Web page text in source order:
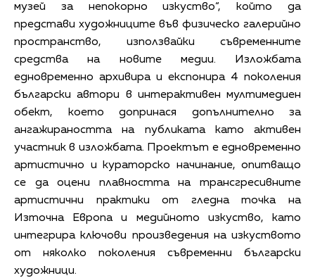
музей за непокорно изкуство“, който да
представи художниците във физическо галерийно
пространство, използвайки съвременните
средства на новите медии. Изложбата
едновременно архивира и експонира 4 поколения
български автори в интерактивен мултимедиен
обект, което допринася допълнително за
ангажираността на публиката като активен
участник в изложбата. Проектът е едновременно
артистично и кураторско начинание, опитващо
се да оцени плавността на трансгресивните
артистични практики от гледна точка на
Източна Европа и медийното изкуство, като
интегрира ключови произведения на изкуството
от няколко поколения съвременни български
художници.